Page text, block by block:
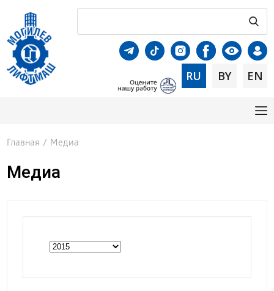
RU BY EN
Главная / Медиа
Медиа